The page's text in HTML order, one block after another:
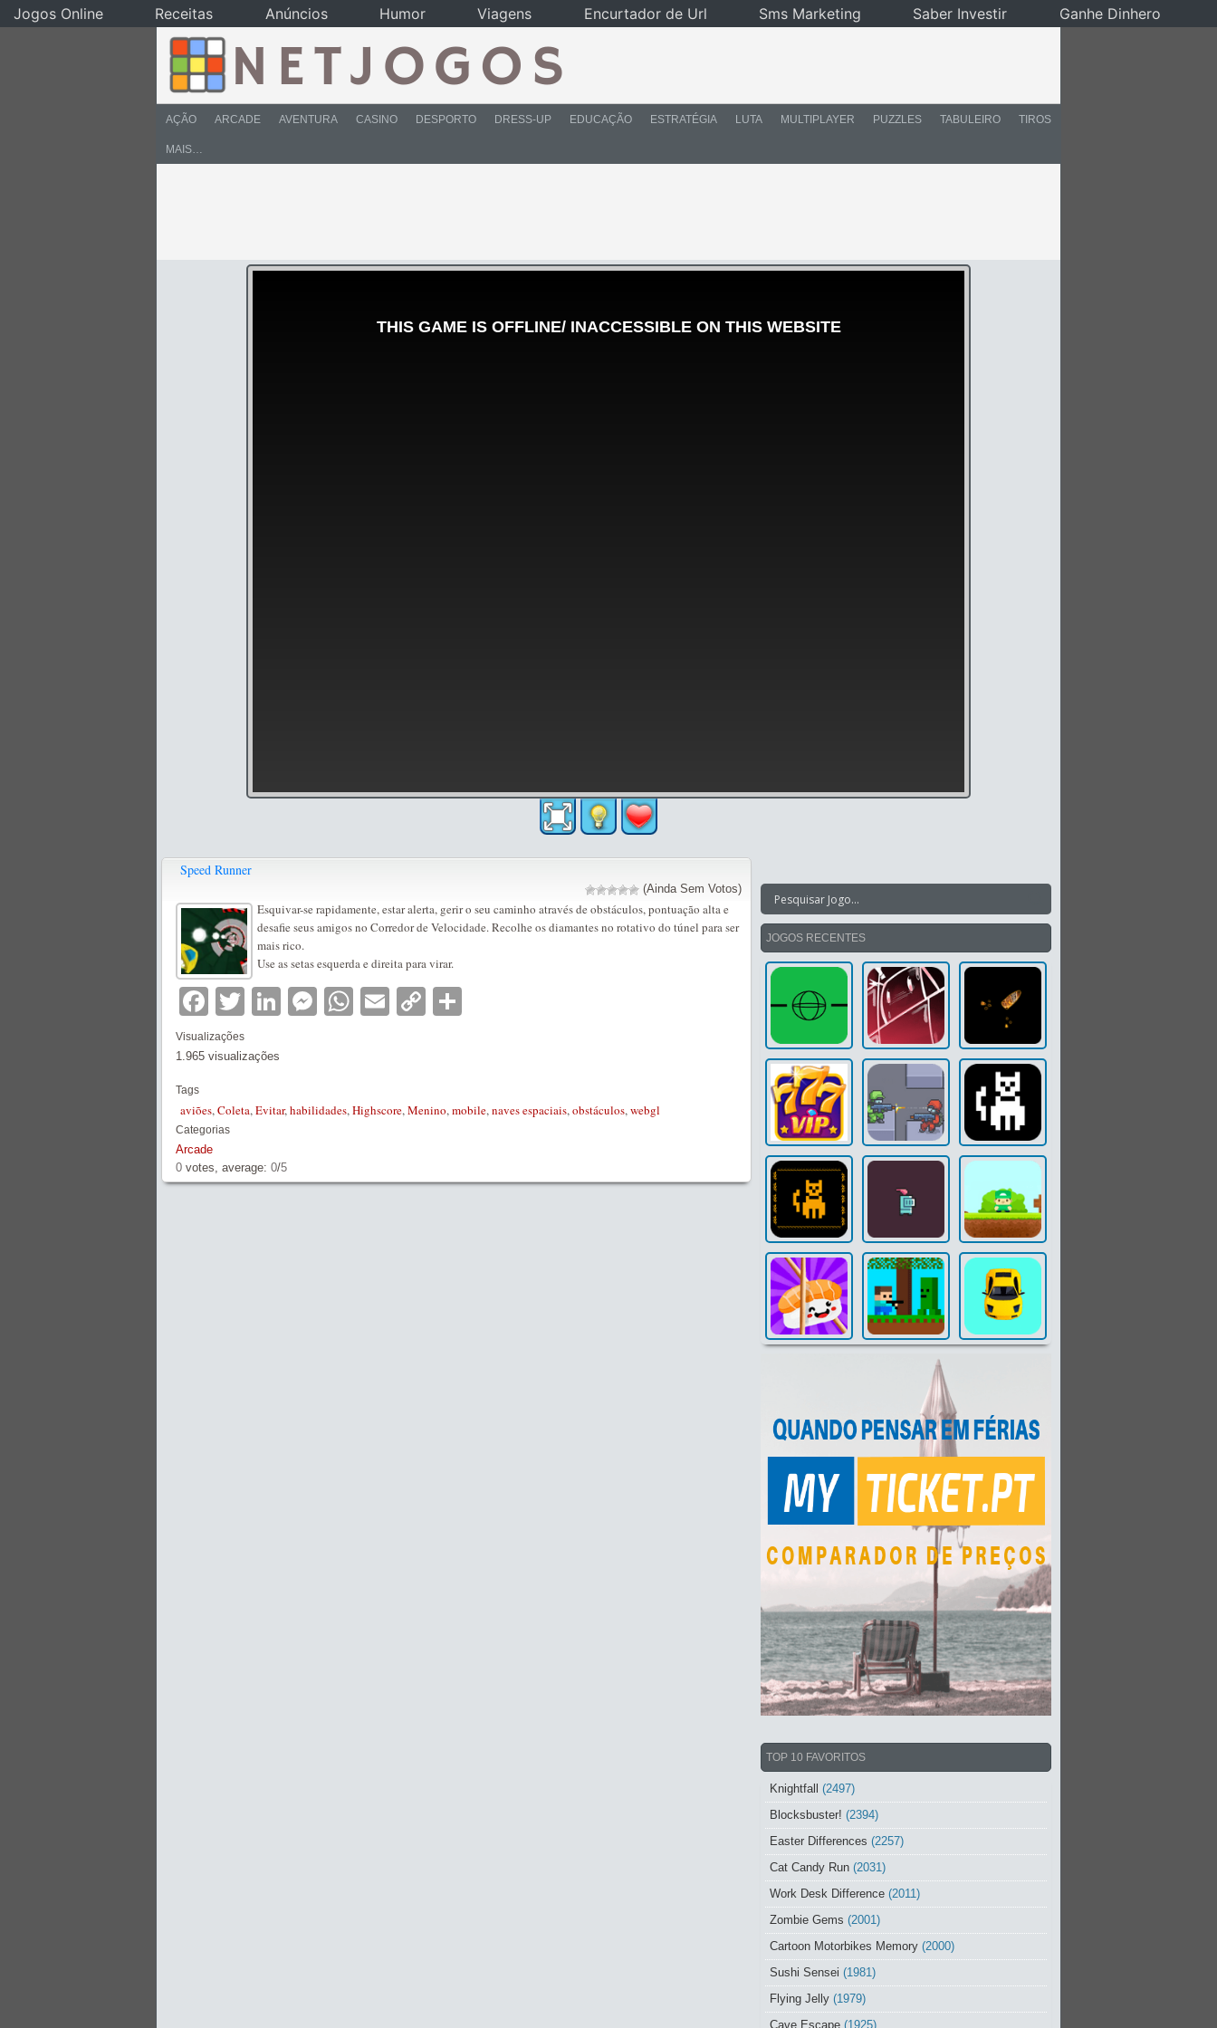
AÇÃO ARCADE AVENTURA CASINO DESPORTO DRESS-UP EDUCAÇÃO ESTRATÉGIA LUTA MULTIPLAYER PUZZLES TABULEIRO TIROS
MAIS…
Speed Runner
(Ainda Sem Votos)
Esquivar-se rapidamente, estar alerta, gerir o seu caminho através de obstáculos, pontuação alta e
desafie seus amigos no Corredor de Velocidade. Recolhe os diamantes no rotativo do túnel para ser
mais rico.
Use as setas esquerda e direita para virar.
Facebook
TwitterLinkedIn
Messenger
WhatsApp
EmailCopy
Visualizações
1.965 visualizações
Tags
aviões,Coleta,Evitar,habilidades,Highscore,Menino,mobile,naves espaciais,obstáculos,webgl
Categorias
Arcade
0 votes, average: 0/5
JOGOS RECENTES
TOP 10 FAVORITOS
Knightfall (2497)
Blocksbuster! (2394)
Easter Differences (2257)
Cat Candy Run (2031)
Work Desk Difference (2011)
Zombie Gems (2001)
Cartoon Motorbikes Memory (2000)
Sushi Sensei (1981)
Flying Jelly (1979)
Cave Escape (1925)
Jogos Online Receitas Anúncios Humor Viagens Encurtador de Url Sms Marketing Saber Investir Ganhe Dinhero